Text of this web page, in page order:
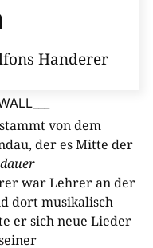
Handerer
von dem
der es Mitte der
er
war Lehrer an der
dort musikalisch
er sich neue Lieder